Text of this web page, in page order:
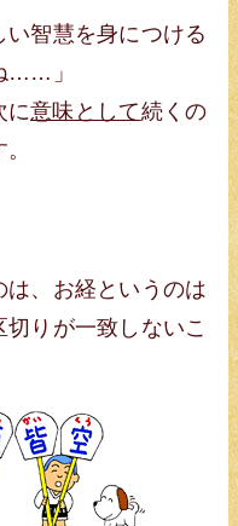
い智慧を身につける
……」
に意味として続くの
は、お経というのは
りが一致しないこ